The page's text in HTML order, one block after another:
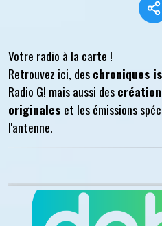
Votre radio à la carte !
Retrouvez ici, deschroniques
Radio G! mais aussi des
originales et les émissions
l'antenne.